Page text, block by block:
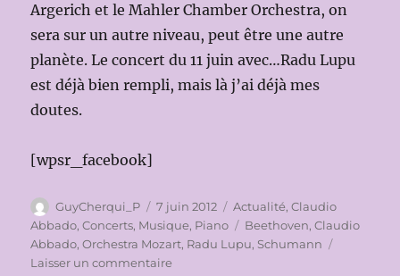
Argerich et le Mahler Chamber Orchestra, on
sera sur un autre niveau, peut être une autre
planète. Le concert du 11 juin avec…Radu Lupu
est déjà bien rempli, mais là j’ai déjà mes
doutes.
[wpsr_facebook]
Auteur
GuyCherqui_P
Publié
le
7 juin 2012 Catégories
Actualité,Claudio
Abbado,Concerts, Musique, Piano Étiquettes
Beethoven,Claudio
Abbado,Orchestra Mozart, Radu Lupu, Schumann
Laisser un commentairesur